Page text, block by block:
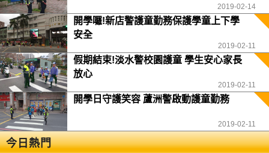
2019-02-14
開學囉!新店警護童勤務保護學童上下學
安全
2019-02-11
假期結束!淡水警校園護童 學生安心家長
放心
2019-02-11
開學日守護笑容 蘆洲警啟動護童勤務
2019-02-11
今日熱門